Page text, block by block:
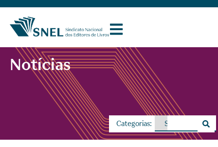
Notícias
Categorias: